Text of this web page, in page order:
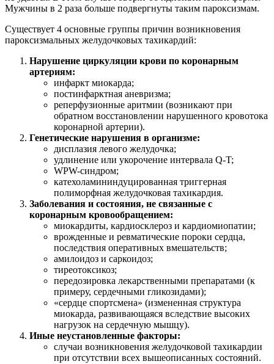
Мужчины в 2 раза больше подвергнуты таким пароксизмам.
Существует 4 основные группы причин возникновения
пароксизмальных желудочковых тахикардий:
Нарушение циркуляции крови по коронарным
артериям:
инфаркт миокарда;
постинфарктная аневризма;
реперфузионные аритмии (возникают при
обратном восстановлении нарушенного кровотока
коронарной артерии).
Генетические нарушения в организме:
дисплазия левого желудочка;
удлинение или укорочение интервала Q-T;
WPW-синдром;
катехоламининдуцированная триггерная
полиморфная желудочковая тахикардия.
Заболевания и состояния, не связанные с
коронарным кровообращением:
миокардиты, кардиосклероз и кардиомиопатии;
врожденные и ревматические пороки сердца,
последствия оперативных вмешательств;
амилоидоз и саркоидоз;
тиреотоксикоз;
передозировка лекарственными препаратами (к
примеру, сердечными гликозидами);
«сердце спортсмена» (измененная структура
миокарда, развивающаяся вследствие высоких
нагрузок на сердечную мышцу).
Иные неустановленные факторы:
случаи возникновения желудочковой тахикардии
при отсутствии всех вышеописанных состояний.